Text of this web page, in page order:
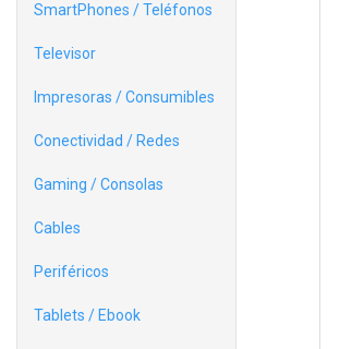
SmartPhones / Teléfonos
Televisor
Impresoras / Consumibles
Conectividad / Redes
Gaming / Consolas
Cables
Periféricos
Tablets / Ebook